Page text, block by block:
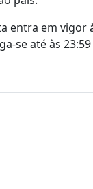
entra em vigor
se até às